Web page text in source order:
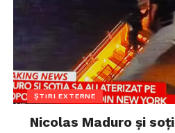
ȘTIRI EXTERNE
Nicolas Maduro și